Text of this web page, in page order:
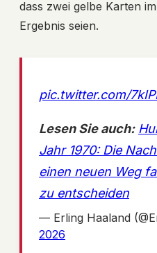
dass zwei gelbe Karten
Ergebnis seien.
pic.twitter.com/
Lesen Sie auch:
Jahr 1970: Die
einen neuen Weg
zu entscheiden
— Erling Haaland
2026